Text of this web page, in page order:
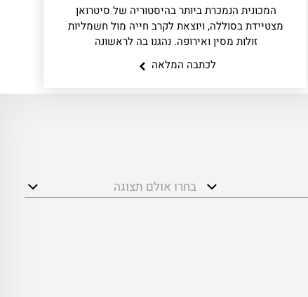
המכונית הנמכרת ביותר בהיסטוריה של סיטרואן
מצטיידת בסוללה, ויוצאת לקרב חייה מול חשמליות
זולות מסין ואירופה. נהגנו בה לראשונה
לכתבה המלאה
בחרו אולם תצוגה